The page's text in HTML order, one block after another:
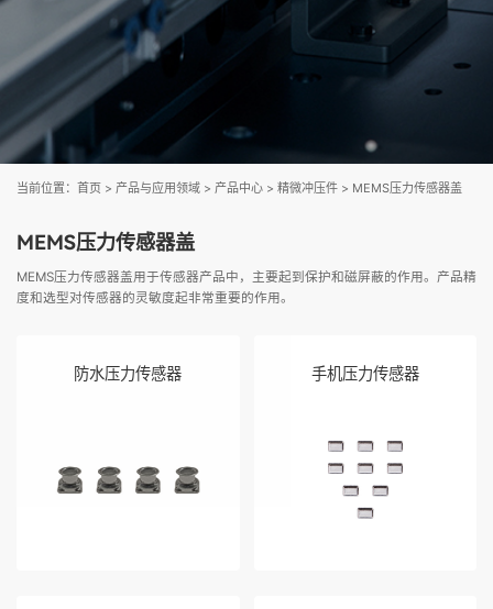
当前位置： 首页 > 产品与应用领域 > 产品中心 > 精微冲压件 > MEMS压力传感器盖
MEMS压力传感器盖
MEMS压力传感器盖用于传感器产品中，主要起到保护和磁屏蔽的作用。产品精
度和选型对传感器的灵敏度起非常重要的作用。
防水压力传感器 手机压力传感器